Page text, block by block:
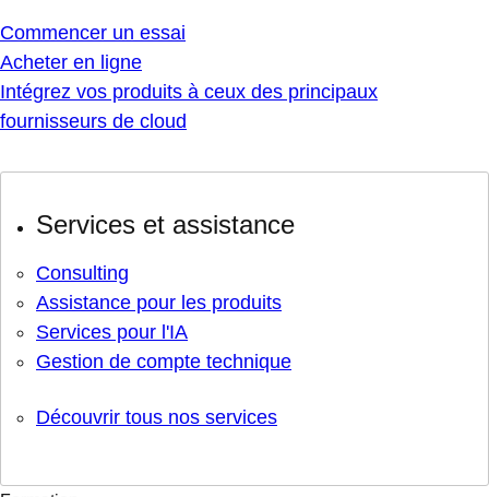
Commencer un essai
Acheter en ligne
Intégrez vos produits à ceux des principaux
fournisseurs de cloud
Services et assistance
Consulting
Assistance pour les produits
Services pour l'IA
Gestion de compte technique
Découvrir tous nos services